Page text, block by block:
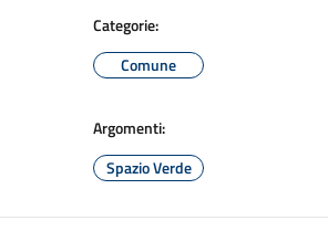
Categorie:
Comune
Argomenti:
Spazio Verde